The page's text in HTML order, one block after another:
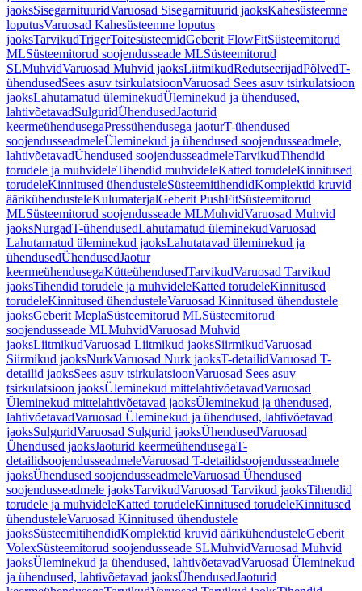
jaoksSisegarnituuridVaruosad Sisegarnituurid jaoksKahesüsteemne
loputusVaruosad Kahesüsteemne loputus
jaoksTarvikudTrigerToitesüsteemidGeberit FlowFitSüsteemitorud
MLSüsteemitorud soojendusseade MLSüsteemitorud
SLMuhvidVaruosad Muhvid jaoksLiitmikudRedutseerijadPõlvedT-
ühendusedSees asuv tsirkulatsioonVaruosad Sees asuv tsirkulatsioon
jaoksLahutamatud üleminekudÜleminekud ja ühendused,
lahtivõetavadSulguridÜhendusedJaoturid
keermeühendusegaPressühendusega jaoturT-ühendused
soojendusseadmeleÜleminekud ja ühendused soojendusseadmele,
lahtivõetavadÜhendused soojendusseadmeleTarvikudTihendid
torudele ja muhvideleTihendid muhvideleKatted torudeleKinnitused
torudeleKinnitused ühendusteleSüsteemitihendidKomplektid kruvid
äärikühendusteleKulumaterjalGeberit PushFitSüsteemitorud
MLSüsteemitorud soojendusseade MLMuhvidVaruosad Muhvid
jaoksNurgadT-ühendusedLahutamatud üleminekudVaruosad
Lahutamatud üleminekud jaoksLahutatavad üleminekud ja
ühendusedÜhendusedJaotur
keermeühendusegaKütteühendusedTarvikudVaruosad Tarvikud
jaoksTihendid torudele ja muhvideleKatted torudeleKinnitused
torudeleKinnitused ühendusteleVaruosad Kinnitused ühendustele
jaoksGeberit MeplaSüsteemitorud MLSüsteemitorud
soojendusseade MLMuhvidVaruosad Muhvid
jaoksLiitmikudVaruosad Liitmikud jaoksSiirmikudVaruosad
Siirmikud jaoksNurkVaruosad Nurk jaoksT-detailidVaruosad T-
detailid jaoksSees asuv tsirkulatsioonVaruosad Sees asuv
tsirkulatsioon jaoksÜleminekud mittelahtivõetavadVaruosad
Üleminekud mittelahtivõetavad jaoksÜleminekud ja ühendused,
lahtivõetavadVaruosad Üleminekud ja ühendused, lahtivõetavad
jaoksSulguridVaruosad Sulgurid jaoksÜhendusedVaruosad
Ühendused jaoksJaoturid keermeühendusegaT-
detailidsoojendusseadmeleVaruosad T-detailidsoojendusseadmele
jaoksÜhendused soojendusseadmeleVaruosad Ühendused
soojendusseadmele jaoksTarvikudVaruosad Tarvikud jaoksTihendid
torudele ja muhvideleKatted torudeleKinnitused torudeleKinnitused
ühendusteleVaruosad Kinnitused ühendustele
jaoksSüsteemitihendidKomplektid kruvid äärikühendusteleGeberit
VolexSüsteemitorud soojendusseade SLMuhvidVaruosad Muhvid
jaoksÜleminekud ja ühendused, lahtivõetavadVaruosad Üleminekud
ja ühendused, lahtivõetavad jaoksÜhendusedJaoturid